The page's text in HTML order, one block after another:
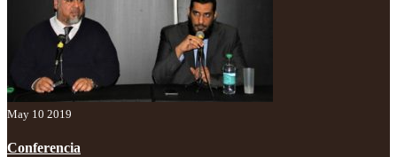
May 10 2019
Conferencia